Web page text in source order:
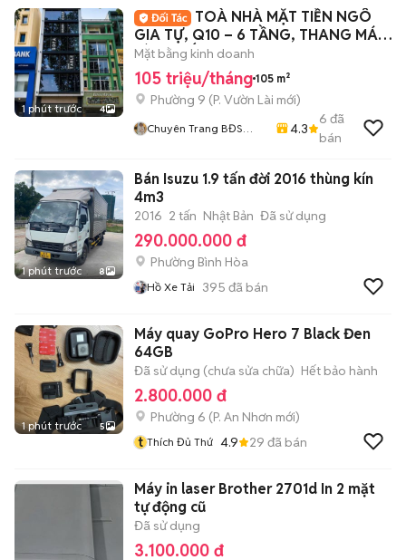
1 phút trước 4
TOÀ NHÀ MẶT TIỀN NGÔ
GIA TỰ, Q10 – 6 TẦNG, THANG MÁY,
SÀN SUỐT
Mặt bằng kinh doanh
105 triệu/tháng 105 m²
Phường 9 (P. Vườn Lài mới)
Chuyên Trang BĐS
4.3
6 đã
bán
1 phút trước 8
Bán Isuzu 1.9 tấn đời 2016 thùng kín
4m3
2016 2 tấn Nhật Bản Đã sử dụng
290.000.000 đ
Phường Bình Hòa
Hồ Xe Tải 395 đã bán
1 phút trước 5
Máy quay GoPro Hero 7 Black Đen
64GB
Đã sử dụng (chưa sửa chữa) Hết bảo hành
2.800.000 đ
Phường 6 (P. An Nhơn mới)
t Thích Đủ Thứ 4.9 29 đã bán
Máy in laser Brother 2701d In 2 mặt
tự động cũ
Đã sử dụng
3.100.000 đ